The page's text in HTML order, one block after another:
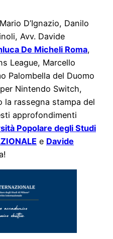
D’Ignazio, Danilo
Avv. Davide
De Micheli Roma,
League, Marcello
Palombella del Duomo
Nintendo Switch,
la rassegna stampa del
approfondimenti
Popolare degli Studi
e Davide